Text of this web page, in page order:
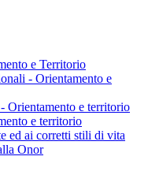
e Territorio
- Orientamento e
Orientamento e territorio
e territorio
ed ai corretti stili di vita
Onor